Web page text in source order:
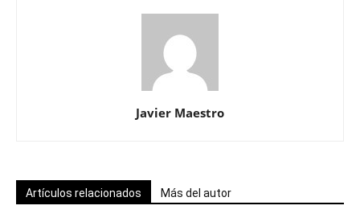
Javier Maestro
Artículos relacionados Más del autor